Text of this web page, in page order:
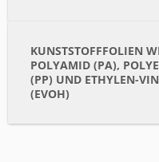
KUNSTSTOFFFOLIEN
POLYAMID (PA),
(PP) UND ETHYLEN-
(EVOH)